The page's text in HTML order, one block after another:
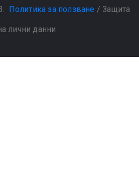
Политика за ползване / Защита
лични данни